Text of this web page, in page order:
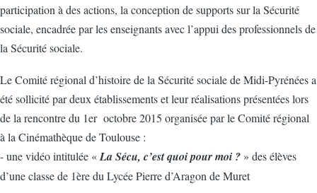
participation à des actions, la conception de supports sur la Sécurité
sociale, encadrée par les enseignants avec l’appui des professionnels de
la Sécurité sociale.
Le Comité régional d’histoire de la Sécurité sociale de Midi-Pyrénées a
été sollicité par deux établissements et leur réalisations présentées lors
de la rencontre du 1er octobre 2015 organisée par le Comité régional
à la Cinémathèque de Toulouse :
- une vidéo intitulée «La Sécu, c’est quoi pour moi ? » des élèves
d’une classe de 1ère du Lycée Pierre d’Aragon de Muret